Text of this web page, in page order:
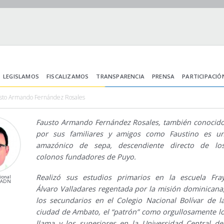
LEGISLAMOS FISCALIZAMOS TRANSPARENCIA PRENSA
Armando Fernández Rosales
ADN
Fausto Armando Fernández Rosales, también
por sus familiares y amigos como Faustino es
amazónico de sepa, descendiente directo de
colonos fundadores de Puyo.
Realizó sus estudios primarios en la escuela
Álvaro Valladares regentada por la misión
los secundarios en el Colegio Nacional Bolívar de
ciudad de Ambato, el “patrón” como orgullosamente